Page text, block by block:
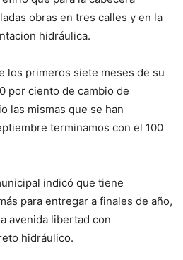
obras en tres calles y en la
hidráulica.
los primeros siete meses de su
por ciento de cambio de
las mismas que se han
terminamos con el 100
indicó que tiene
para entregar a finales de año,
avenida libertad con
hidráulico.